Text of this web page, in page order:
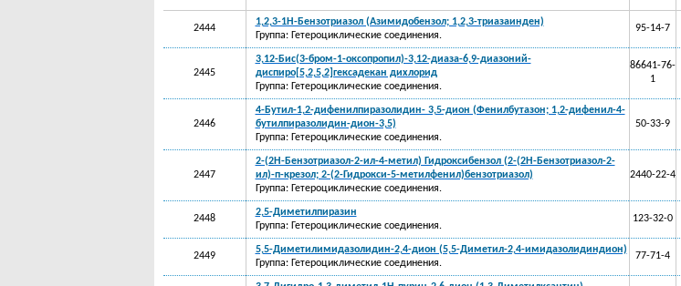
2444
1,2,3-1Н-Бензотриазол (Азимидобензол; 1,2,3-триазаинден)
Группа: Гетероциклические соединения.
95-14-7
2445
3,12-Бис(3-бром-1-оксопропил)-3,12-диаза-6,9-диазоний-
диспиро[5,2,5,2]гексадекан дихлорид
Группа: Гетероциклические соединения.
86641-76-
1
2446
4-Бутил-1,2-дифенилпиразолидин- 3,5-дион (Фенилбутазон; 1,2-дифенил-4-
бутилпиразолидин-дион-3,5)
Группа: Гетероциклические соединения.
50-33-9
2447
2-(2Н-Бензотриазол-2-ил-4-метил) Гидроксибензол (2-(2Н-Бензотриазол-2-
ил)-п-крезол; 2-(2-Гидрокси-5-метилфенил)бензотриазол)
Группа: Гетероциклические соединения.
2440-22-4
2448
2,5-Диметилпиразин
Группа: Гетероциклические соединения.
123-32-0
2449
5,5-Диметилимидазолидин-2,4-дион (5,5-Диметил-2,4-имидазолидиндион)
Группа: Гетероциклические соединения.
77-71-4